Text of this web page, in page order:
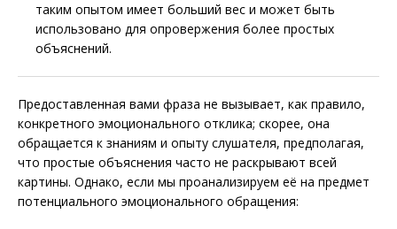
таким опытом имеет больший вес и может быть
использовано для опровержения более простых
объяснений.
Предоставленная вами фраза не вызывает, как правило,
конкретного эмоционального отклика; скорее, она
обращается к знаниям и опыту слушателя, предполагая,
что простые объяснения часто не раскрывают всей
картины. Однако, если мы проанализируем её на предмет
потенциального эмоционального обращения: